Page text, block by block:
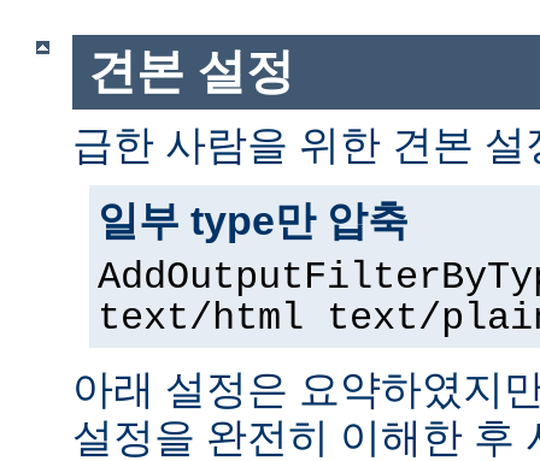
견본 설정
급한 사람을 위한 견본 설
일부 type만 압축
text/html text/
아래 설정은 요약하였지
설정을 완전히 이해한 후